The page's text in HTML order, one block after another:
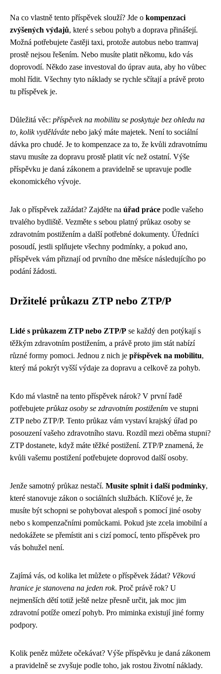
Na co vlastně tento příspěvek slouží? Jde o kompenzaci
zvýšených výdajů, které s sebou pohyb a doprava přinášejí.
Možná potřebujete častěji taxi, protože autobus nebo tramvaj
prostě nejsou řešením. Nebo musíte platit někomu, kdo vás
doprovodí. Někdo zase investoval do úprav auta, aby ho vůbec
mohl řídit. Všechny tyto náklady se rychle sčítají a právě proto
tu příspěvek je.
Důležitá věc: příspěvek na mobilitu se poskytuje bez ohledu na
to, kolik vyděláváte nebo jaký máte majetek. Není to sociální
dávka pro chudé. Je to kompenzace za to, že kvůli zdravotnímu
stavu musíte za dopravu prostě platit víc než ostatní. Výše
příspěvku je daná zákonem a pravidelně se upravuje podle
ekonomického vývoje.
Jak o příspěvek zažádat? Zajděte na úřad práce podle vašeho
trvalého bydliště. Vezměte s sebou platný průkaz osoby se
zdravotním postižením a další potřebné dokumenty. Úředníci
posoudí, jestli splňujete všechny podmínky, a pokud ano,
příspěvek vám přiznají od prvního dne měsíce následujícího po
podání žádosti.
Držitelé průkazu ZTP nebo ZTP/P
Lidé s průkazem ZTP nebo ZTP/P se každý den potýkají s
těžkým zdravotním postižením, a právě proto jim stát nabízí
různé formy pomoci. Jednou z nich je příspěvek na mobilitu,
který má pokrýt vyšší výdaje za dopravu a celkově za pohyb.
Kdo má vlastně na tento příspěvek nárok? V první řadě
potřebujete průkaz osoby se zdravotním postižením ve stupni
ZTP nebo ZTP/P. Tento průkaz vám vystaví krajský úřad po
posouzení vašeho zdravotního stavu. Rozdíl mezi oběma stupni?
ZTP dostanete, když máte těžké postižení. ZTP/P znamená, že
kvůli vašemu postižení potřebujete doprovod další osoby.
Jenže samotný průkaz nestačí. Musíte splnit i další podmínky,
které stanovuje zákon o sociálních službách. Klíčové je, že
musíte být schopni se pohybovat alespoň s pomocí jiné osoby
nebo s kompenzačními pomůckami. Pokud jste zcela imobilní a
nedokážete se přemístit ani s cizí pomocí, tento příspěvek pro
vás bohužel není.
Zajímá vás, od kolika let můžete o příspěvek žádat? Věková
hranice je stanovena na jeden rok. Proč právě rok? U
nejmenších dětí totiž ještě nelze přesně určit, jak moc jim
zdravotní potíže omezí pohyb. Pro miminka existují jiné formy
podpory.
Kolik peněz můžete očekávat? Výše příspěvku je daná zákonem
a pravidelně se zvyšuje podle toho, jak rostou životní náklady.